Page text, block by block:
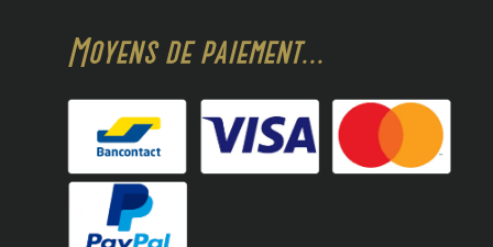
Moyens de paiement...